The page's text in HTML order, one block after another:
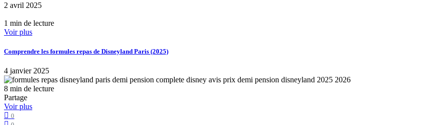
2 avril 2025
1 min de lecture
Voir plus
Comprendre les formules repas de Disneyland Paris (2025)
4 janvier 2025
8 min de lecture
Partage
Voir plus
0